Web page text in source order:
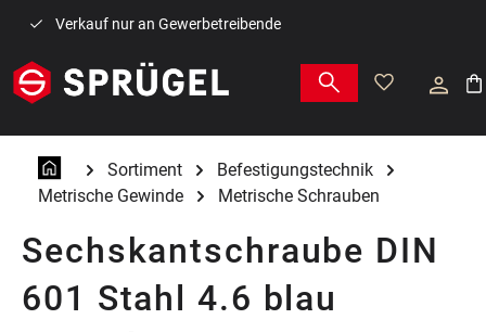
Zum Hauptinhalt springen
Verkauf nur an Gewerbetreibende
Sortiment
Befestigungstechnik
Metrische Gewinde
Metrische Schrauben
Sechskantschraube DIN
601 Stahl 4.6 blau